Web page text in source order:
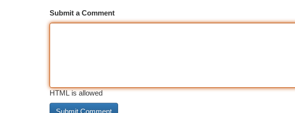
Submit a Comment
HTML is allowed